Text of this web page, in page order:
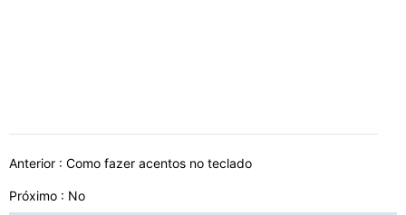
Anterior : Como fazer acentos no teclado
Próximo : No